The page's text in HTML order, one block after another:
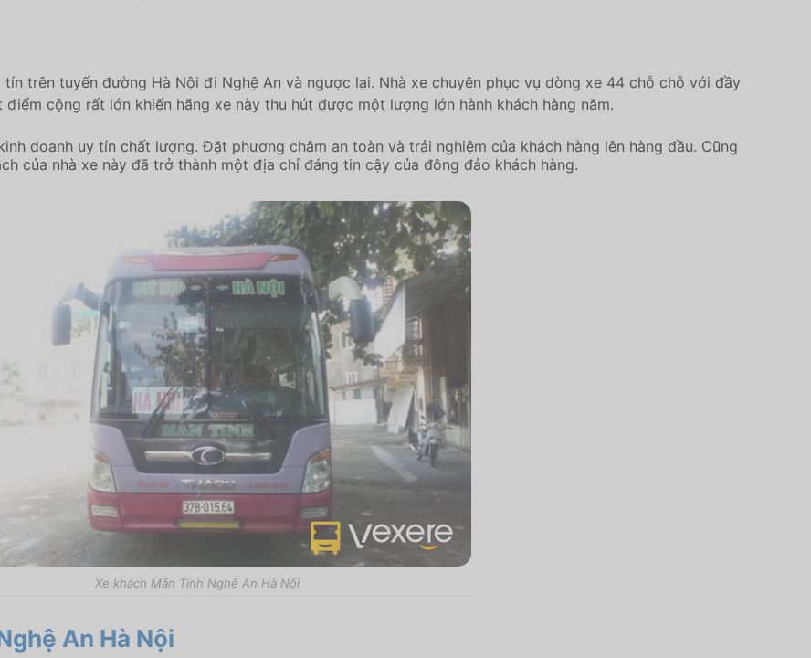
trên tuyến đường Hà Nội đi Nghệ An và ngược lại. Nhà xe chuyên phục vụ dòng xe 44 chỗ chỗ với đầy
cộng rất lớn khiến hãng xe này thu hút được một lượng lớn hành khách hàng năm.
doanh uy tín chất lượng. Đặt phương châm an toàn và trải nghiệm của khách hàng lên hàng đầu. Cũng
của nhà xe này đã trở thành một địa chỉ đáng tin cậy của đông đảo khách hàng.
Xe khách Mận Tịnh Nghệ An Hà Nội
An Hà Nội